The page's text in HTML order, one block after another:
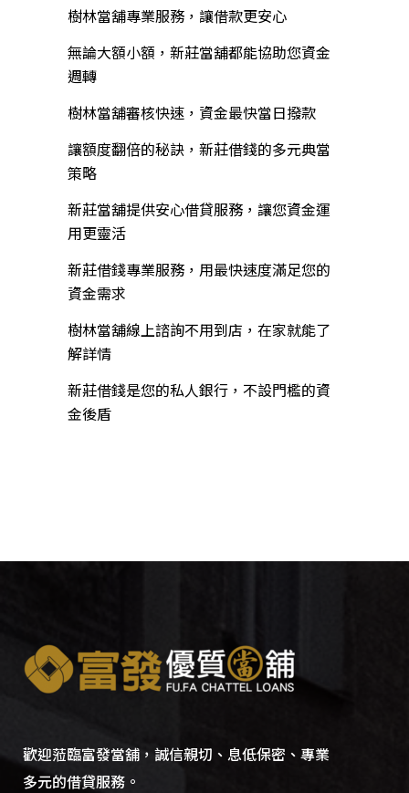
樹林當舖專業服務，讓借款更安心
無論大額小額，新莊當舖都能協助您資金
週轉
樹林當舖審核快速，資金最快當日撥款
讓額度翻倍的秘訣，新莊借錢的多元典當
策略
新莊當舖提供安心借貸服務，讓您資金運
用更靈活
新莊借錢專業服務，用最快速度滿足您的
資金需求
樹林當舖線上諮詢不用到店，在家就能了
解詳情
新莊借錢是您的私人銀行，不設門檻的資
金後盾
歡迎蒞臨富發當舖，誠信親切、息低保密、專業
多元的借貸服務。